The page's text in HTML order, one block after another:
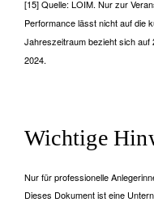
[15] Quelle: LOIM. Nur zur
Performance lässt nicht auf die
Jahreszeitraum bezieht sich
2024.
Wichtige
Nur für professionelle
Dieses Dokument ist eine